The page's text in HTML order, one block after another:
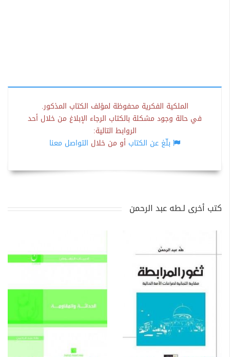
الملكية الفكرية محفوظة لمؤلف الكتاب المذكور.
في حالة وجود مشكلة بالكتاب الرجاء الإبلاغ من خلال أحد
الروابط التالية:
بلّغ عن الكتاب أو من خلال التواصل معنا
كتب أخرى لـطه عبد الرحمن